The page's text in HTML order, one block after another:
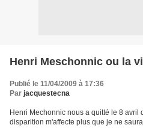
Henri Meschonnic ou la
Publié le 11/04/2009 à 17:36
Par jacquestecna
Henri Mechonnic nous a quitté le 8 avril
disparition m'affecte plus que je ne